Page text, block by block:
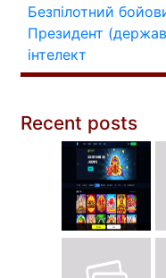
Безпілотний
Президент
інтелект
Recent posts